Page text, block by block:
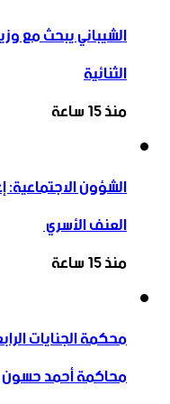
الشيباني يبحث مع
الثنائية
منذ 15 ساعة
الشؤون
العنف الأسري ‏
منذ 15 ساعة
محكمة الجنايات
محاكمة أحمد حسون